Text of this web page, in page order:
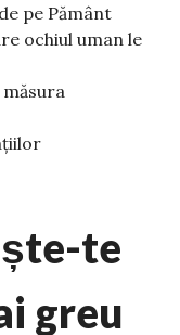
pe Pământ
ochiul uman le
te
greu